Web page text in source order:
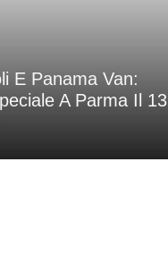
E Panama Van:
A Parma Il 13